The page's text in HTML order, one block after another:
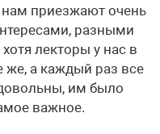
приезжают очень
разными
лекторы у нас в
же, а каждый раз все
им было
важное.